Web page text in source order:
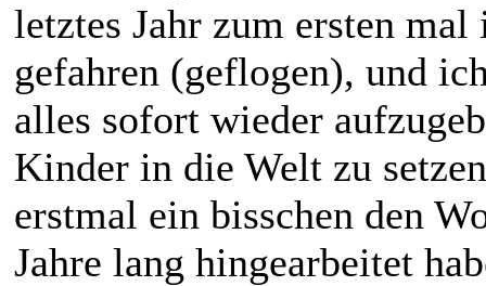
letztes Jahr zum ersten
gefahren (geflogen), und
alles sofort wieder
Kinder in die Welt zu
erstmal ein bisschen den
Jahre lang hingearbeitet